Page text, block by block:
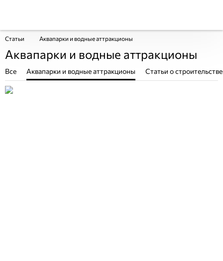
Статьи Аквапарки и водные аттракционы
Аквапарки и водные аттракционы
Все Аквапарки и водные аттракционы Статьи о